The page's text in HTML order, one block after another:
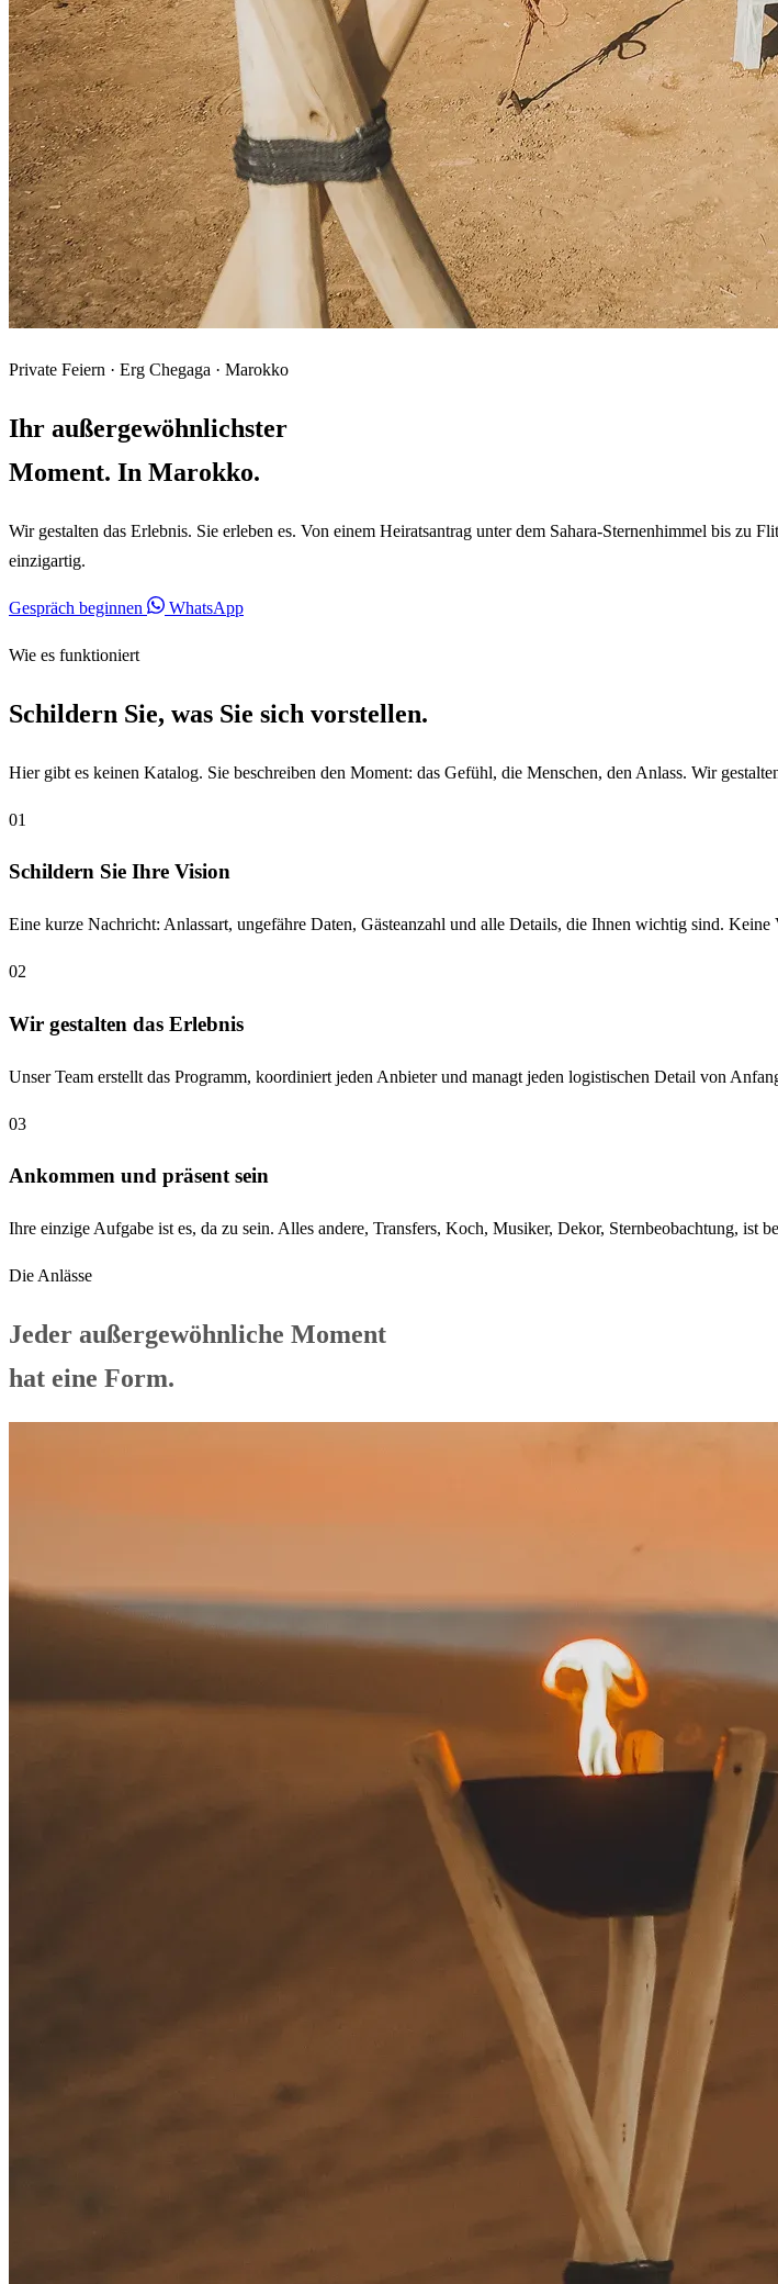
Private Feiern · Erg Chegaga · Marokko
Ihr außergewöhnlichster
Moment. In Marokko.
Wir gestalten das Erlebnis. Sie erleben es. Von einem Heiratsantrag unter dem Sahara-Sternenhimmel bis
einzigartig.
Gespräch beginnen WhatsApp
Wie es funktioniert
Schildern Sie, was Sie sich vorstellen.
Hier gibt es keinen Katalog. Sie beschreiben den Moment: das Gefühl, die Menschen, den Anlass. Wir
01
Schildern Sie Ihre Vision
Eine kurze Nachricht: Anlassart, ungefähre Daten, Gästeanzahl und alle Details, die Ihnen wichtig sind. Keine
02
Wir gestalten das Erlebnis
Unser Team erstellt das Programm, koordiniert jeden Anbieter und managt jeden logistischen Detail von
03
Ankommen und präsent sein
Ihre einzige Aufgabe ist es, da zu sein. Alles andere, Transfers, Koch, Musiker, Dekor, Sternbeobachtung, ist
Die Anlässe
Jeder außergewöhnliche Moment
hat eine Form.